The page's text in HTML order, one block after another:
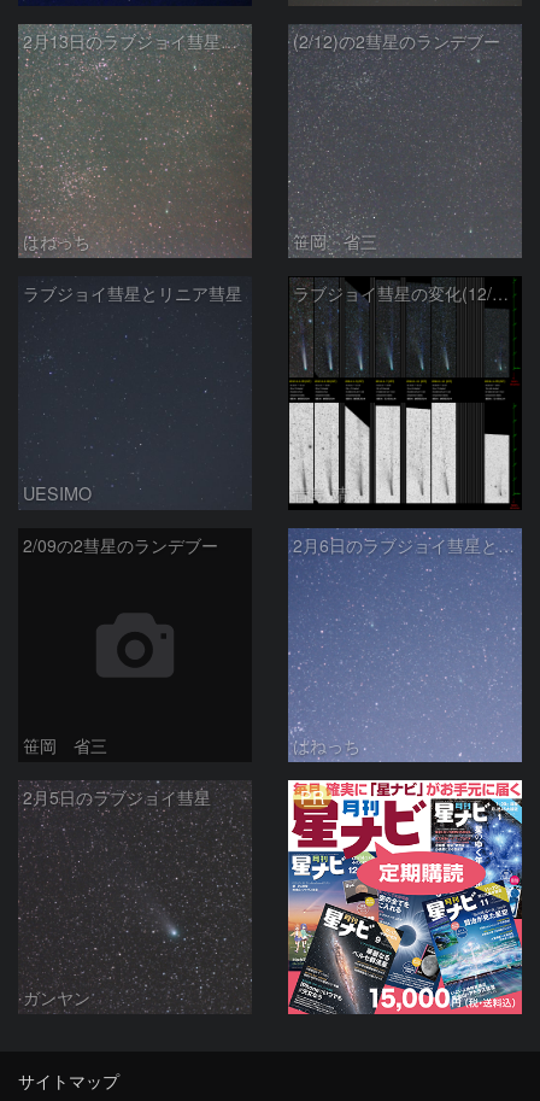
2月13日のラブジョイ彗星とリニア彗星
はねっち
(2/12)の2彗星のランデブー
笹岡 省三
ラブジョイ彗星とリニア彗星
UESIMO
ラブジョイ彗星の変化(12/29～1/29)
青島 靖
2/09の2彗星のランデブー
笹岡 省三
2月6日のラブジョイ彗星とリニア彗星
はねっち
2月5日のラブジョイ彗星
ガンヤン
PR
サイトマップ